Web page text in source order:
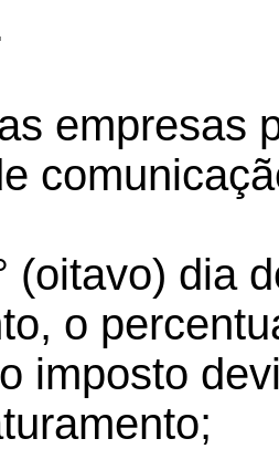
empresas
(oitavo) dia
o
imposto